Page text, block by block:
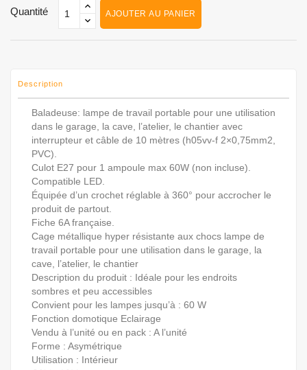
Quantité AJOUTER AU PANIER
Description
Baladeuse: lampe de travail portable pour une utilisation
dans le garage, la cave, l’atelier, le chantier avec
interrupteur et câble de 10 mètres (h05vv-f 2×0,75mm2,
PVC).
Culot E27 pour 1 ampoule max 60W (non incluse).
Compatible LED.
Équipée d’un crochet réglable à 360° pour accrocher le
produit de partout.
Fiche 6A française.
Cage métallique hyper résistante aux chocs lampe de
travail portable pour une utilisation dans le garage, la
cave, l’atelier, le chantier
Description du produit : Idéale pour les endroits
sombres et peu accessibles
Convient pour les lampes jusqu’à : 60 W
Fonction domotique Eclairage
Vendu à l’unité ou en pack : A l’unité
Forme : Asymétrique
Utilisation : Intérieur